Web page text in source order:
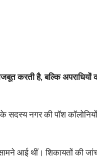
करती है, बल्कि
नगर की पॉश
सामने आई थीं। शिकायतों की